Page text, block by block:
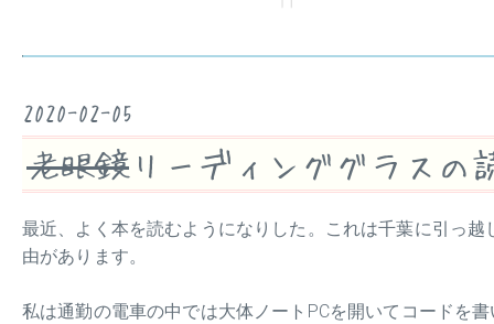
2020-02-05
老眼鏡 リーディンググラスの
最近、よく本を読むようになりした。これは千葉に引っ
由があります。
私は通勤の電車の中では大体ノートPCを開いてコードを